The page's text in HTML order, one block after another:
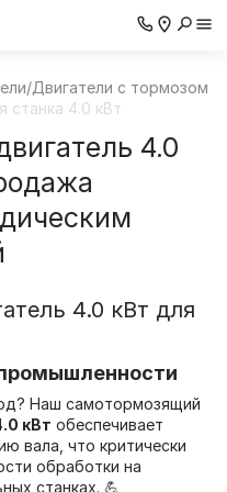
/Двигатели с тормозом
станка 4.0 кВт
4.0
4.0 кВт для
Наш самотормозящий
кВт обеспечивает
вала, что критически
обработки на
станках. 💪